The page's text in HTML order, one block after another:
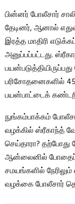
பின்னர் போலீசார்
தேடினர், ஆனால்
இரத்த மாதிரி
அனுப்பப்பட்டது.
பரிசோதனைகளில்
பயன்பாட்டைக் கண்டறிய
நுங்கம்பாக்கம்
வழக்கில் ஸ்ரீகாந்த்
செய்தாரா? தற்போது
ஆன்லைனில்
சமயங்களில்
வழக்கை போலீசார்